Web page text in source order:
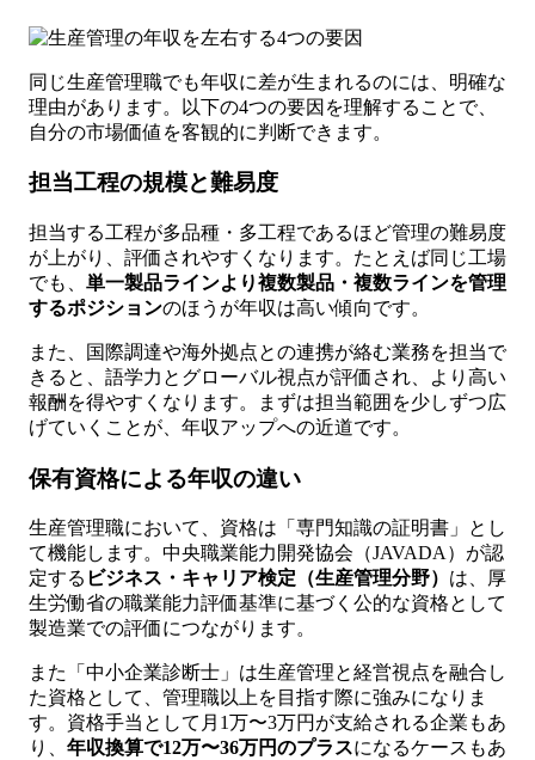
同じ生産管理職でも年収に差が生まれるのには、明確な
理由があります。以下の4つの要因を理解することで、
自分の市場価値を客観的に判断できます。
担当工程の規模と難易度
担当する工程が多品種・多工程であるほど管理の難易度
が上がり、評価されやすくなります。たとえば同じ工場
でも、 単一製品ラインより複数製品・複数ラインを管理
するポジションのほうが年収は高い傾向です。
また、国際調達や海外拠点との連携が絡む業務を担当で
きると、語学力とグローバル視点が評価され、より高い
報酬を得やすくなります。まずは担当範囲を少しずつ広
げていくことが、年収アップへの近道です。
保有資格による年収の違い
生産管理職において、資格は「専門知識の証明書」とし
て機能します。中央職業能力開発協会（JAVADA）が認
定する ビジネス・キャリア検定（生産管理分野） は、厚
生労働省の職業能力評価基準に基づく公的な資格として
製造業での評価につながります。
また「中小企業診断士」は生産管理と経営視点を融合し
た資格として、管理職以上を目指す際に強みになりま
す。資格手当として月1万〜3万円が支給される企業もあ
り、 年収換算で12万〜36万円のプラスになるケースもあ